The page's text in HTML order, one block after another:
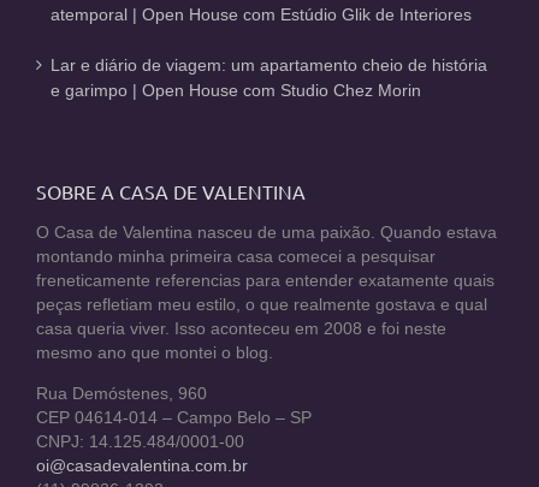
atemporal | Open House com Estúdio Glik de Interiores
Lar e diário de viagem: um apartamento cheio de história
e garimpo | Open House com Studio Chez Morin
SOBRE A CASA DE VALENTINA
O Casa de Valentina nasceu de uma paixão. Quando estava
montando minha primeira casa comecei a pesquisar
freneticamente referencias para entender exatamente quais
peças refletiam meu estilo, o que realmente gostava e qual
casa queria viver. Isso aconteceu em 2008 e foi neste
mesmo ano que montei o blog.
Rua Demóstenes, 960
CEP 04614-014 – Campo Belo – SP
CNPJ: 14.125.484/0001-00
oi@casadevalentina.com.br